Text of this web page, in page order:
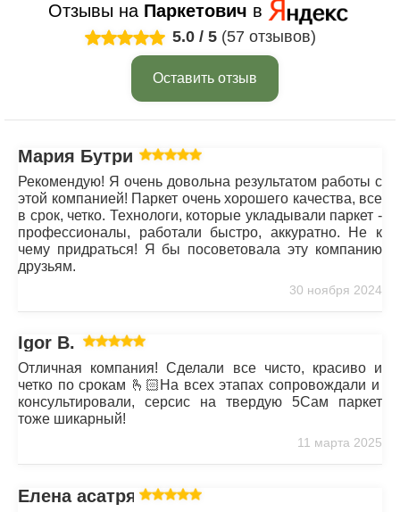
Отзывы на Паркетович в
5.0 / 5 (57 отзывов)
Оставить отзыв
Мария Бутрим
Рекомендую! Я очень довольна результатом работы с
этой компанией! Паркет очень хорошего качества, все
в срок, четко. Технологи, которые укладывали паркет -
профессионалы, работали быстро, аккуратно. Не к
чему придраться! Я бы посоветовала эту компанию
друзьям.
30 ноября 2024
Igor B.
Отличная компания! Сделали все чисто, красиво и
четко по срокам 🫰🏻На всех этапах сопровождали и
консультировали, серсис на твердую 5Сам паркет
тоже шикарный!
11 марта 2025
Елена асатрян